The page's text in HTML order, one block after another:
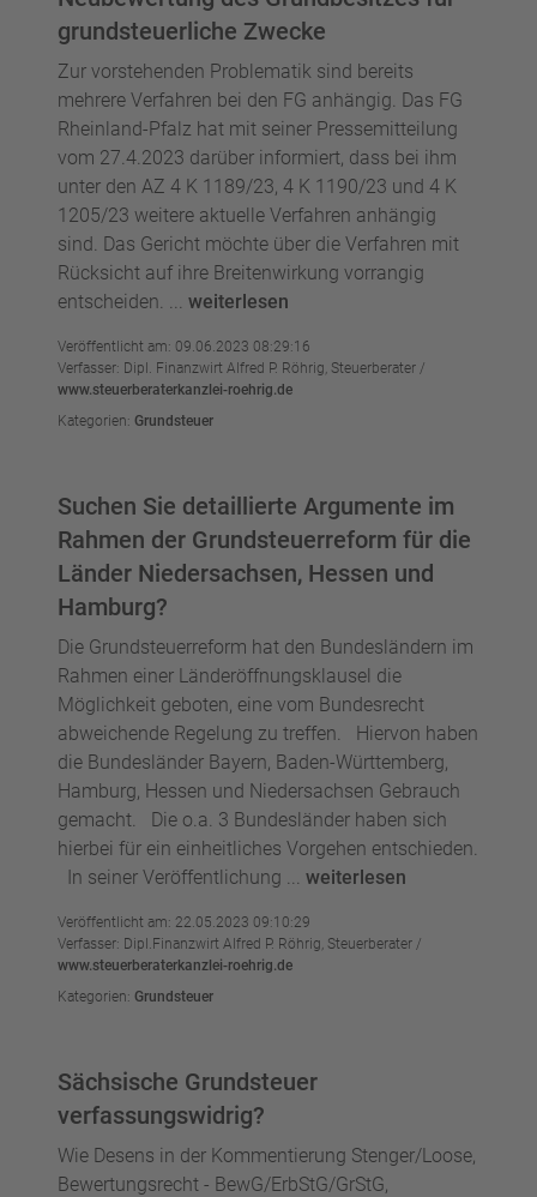
grundsteuerliche Zwecke
Zur vorstehenden Problematik sind bereits
mehrere Verfahren bei den FG anhängig. Das FG
Rheinland-Pfalz hat mit seiner Pressemitteilung
vom 27.4.2023 darüber informiert, dass bei ihm
unter den AZ 4 K 1189/23, 4 K 1190/23 und 4 K
1205/23 weitere aktuelle Verfahren anhängig
sind. Das Gericht möchte über die Verfahren mit
Rücksicht auf ihre Breitenwirkung vorrangig
entscheiden. ... weiterlesen
Veröffentlicht am: 09.06.2023 08:29:16
Verfasser: Dipl. Finanzwirt Alfred P. Röhrig, Steuerberater /
www.steuerberaterkanzlei-roehrig.de
Kategorien: Grundsteuer
Suchen Sie detaillierte Argumente im
Rahmen der Grundsteuerreform für die
Länder Niedersachsen, Hessen und
Hamburg?
Die Grundsteuerreform hat den Bundesländern im
Rahmen einer Länderöffnungsklausel die
Möglichkeit geboten, eine vom Bundesrecht
abweichende Regelung zu treffen. Hiervon haben
die Bundesländer Bayern, Baden-Württemberg,
Hamburg, Hessen und Niedersachsen Gebrauch
gemacht. Die o.a. 3 Bundesländer haben sich
hierbei für ein einheitliches Vorgehen entschieden.
In seiner Veröffentlichung ... weiterlesen
Veröffentlicht am: 22.05.2023 09:10:29
Verfasser: Dipl.Finanzwirt Alfred P. Röhrig, Steuerberater /
www.steuerberaterkanzlei-roehrig.de
Kategorien: Grundsteuer
Sächsische Grundsteuer
verfassungswidrig?
Wie Desens in der Kommentierung Stenger/Loose,
Bewertungsrecht - BewG/ErbStG/GrStG,